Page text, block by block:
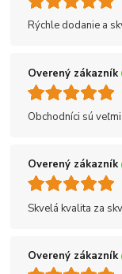
Rýchle dodanie a
Overený zákazník
Obchodníci sú
Overený zákazník
Skvelá kvalita za
Overený zákazník